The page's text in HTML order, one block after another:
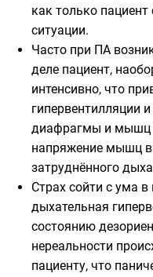
как только
ситуации.
Часто при ПА
деле пациент,
интенсивно, что
гипервентилляции
диафрагмы и мышц
напряжение мышц
затруднённого
Страх сойти с ума
дыхательная
состоянию
нереальности
пациенту, что